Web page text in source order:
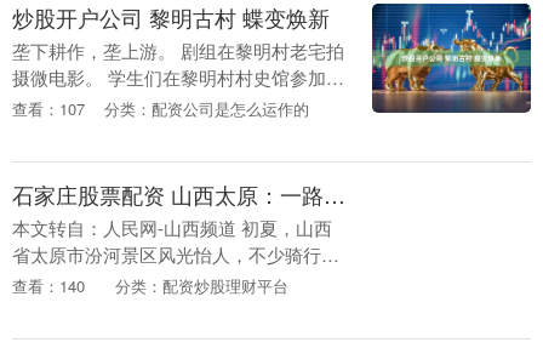
炒股开户公司 黎明古村 蝶变焕新
垄下耕作，垄上游。 剧组在黎明村老宅拍
摄微电影。 学生们在黎明村村史馆参加研
学活动。 采用智能温室技术的黎明村数智
山歌。 ....
查看：107 分类：配资公司是怎么运作的
石家庄股票配资 山西太原：一路骑行 漫游赏景
本文转自：人民网-山西频道 初夏，山西
省太原市汾河景区风光怡人，不少骑行爱
好者沿滨河自行车道畅快骑行。骑行途经
步一景。....
查看：140 分类：配资炒股理财平台